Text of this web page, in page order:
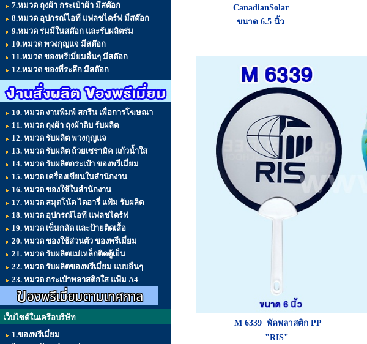
7.หมวด ถุงผ้า กระเป๋าผ้า มีสต๊อก
8.หมวด อุปกรณ์ไอที แฟลชไดร์ฟ มีสต๊อก
9.หมวด ร่มมีในสต๊อก และรับผลิตร่ม
10.หมวด พวงกุญแจ มีสต๊อก
11.หมวด ของพรีเมี่ยมอื่นๆ มีสต๊อก
12.หมวด ของที่ระลึก มีสต๊อก
10. หมวด งานพิมพ์ สกรีน เพื่อการโฆษณา
11. หมวด ถุงผ้า ถุงผ้าดิบ รับผลิต
12. หมวด รับผลิต พวงกุญแจ
13. หมวด รับผลิต ถ้วยเซรามิค แก้วน้ำใส
14. หมวด รับผลิตกระเป๋า ของพรีเมี่ยม
15. หมวด เครื่องเขียนในสำนักงาน
16. หมวด ของใช้ในสำนักงาน
17. หมวด สมุดโน้ต ไดอารี่ แฟ้ม รับผลิต
18. หมวด อุปกรณ์ไอที แฟลชไดร์ฟ
19. หมวด เข็มกลัด และป้ายติดเสื้อ
20. หมวด ของใช้ส่วนตัว ของพรีเมี่ยม
21. หมวด รับผลิตแม่เหล็กติดตู้เย็น
22. หมวด รับผลิตของพรีเมี่ยม แบบอื่นๆ
23. หมวด กระเป๋าพลาสติกใส แฟ้ม A4
เว็บไซต์ในเครือบริษัท
1.ของพรีเมี่ยม
CanadianSolar
ขนาด 6.5 นิ้ว
M 6339 พัดพลาสติก PP
"RIS"